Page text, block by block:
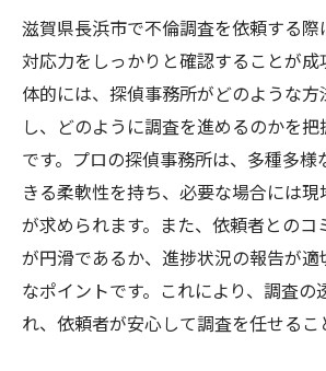
ス
地域密着型の探偵が提供す
不倫問題における探偵の法
探偵と共に乗り越えるため
滋賀県長浜市の探偵が語る確か
めの心得
確かな証拠を得るための事
探偵が行う隙のない証拠収
判断を誤らないための証拠
滋賀県長浜市で不倫調査を依頼する
対応力をしっかりと確認することが成
体的には、探偵事務所がどのような
し、どのように調査を進めるのかを
です。プロの探偵事務所は、多種多様
きる柔軟性を持ち、必要な場合には
が求められます。また、依頼者とのコ
が円滑であるか、進捗状況の報告が
なポイントです。これにより、調査の
れ、依頼者が安心して調査を任せるこ